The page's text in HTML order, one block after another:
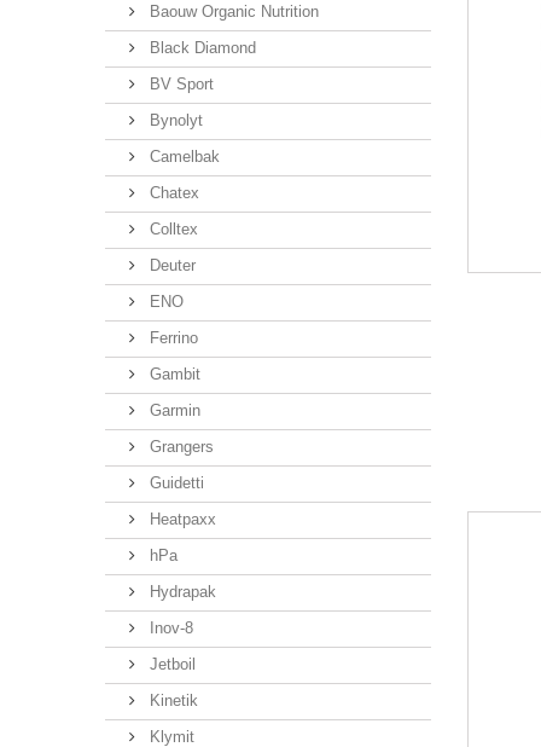
Baouw Organic Nutrition
Black Diamond
BV Sport
Bynolyt
Camelbak
Chatex
Colltex
Deuter
ENO
Ferrino
Gambit
Garmin
Grangers
Guidetti
Heatpaxx
hPa
Hydrapak
Inov-8
Jetboil
Kinetik
Klymit